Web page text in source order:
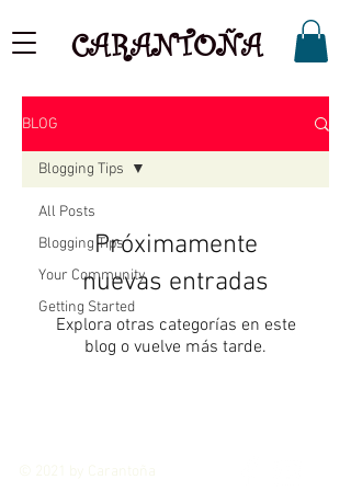
CARANTOÑA
BLOG
All Posts
Blogging Tips
Your Community
Getting Started
Blogging Tips
Próximamente
nuevas entradas
Explora otras categorías en este
blog o vuelve más tarde.
© 2021 by Carantoña